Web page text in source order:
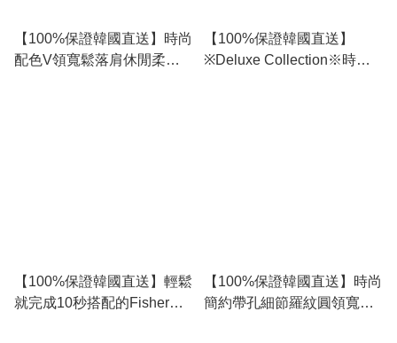
【100%保證韓國直送】時尚
配色V領寬鬆落肩休閒柔軟
【100%保證韓國直送】
※Deluxe Collection※時尚簡
【100%保證韓國直送】輕鬆
就完成10秒搭配的Fisher麻
【100%保證韓國直送】時尚
簡約帶孔細節羅紋圓領寬鬆